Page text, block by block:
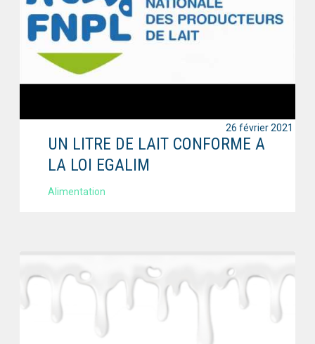
UN LITRE DE LAIT CONFORME A
LA LOI EGALIM
Alimentation
26 février 2021